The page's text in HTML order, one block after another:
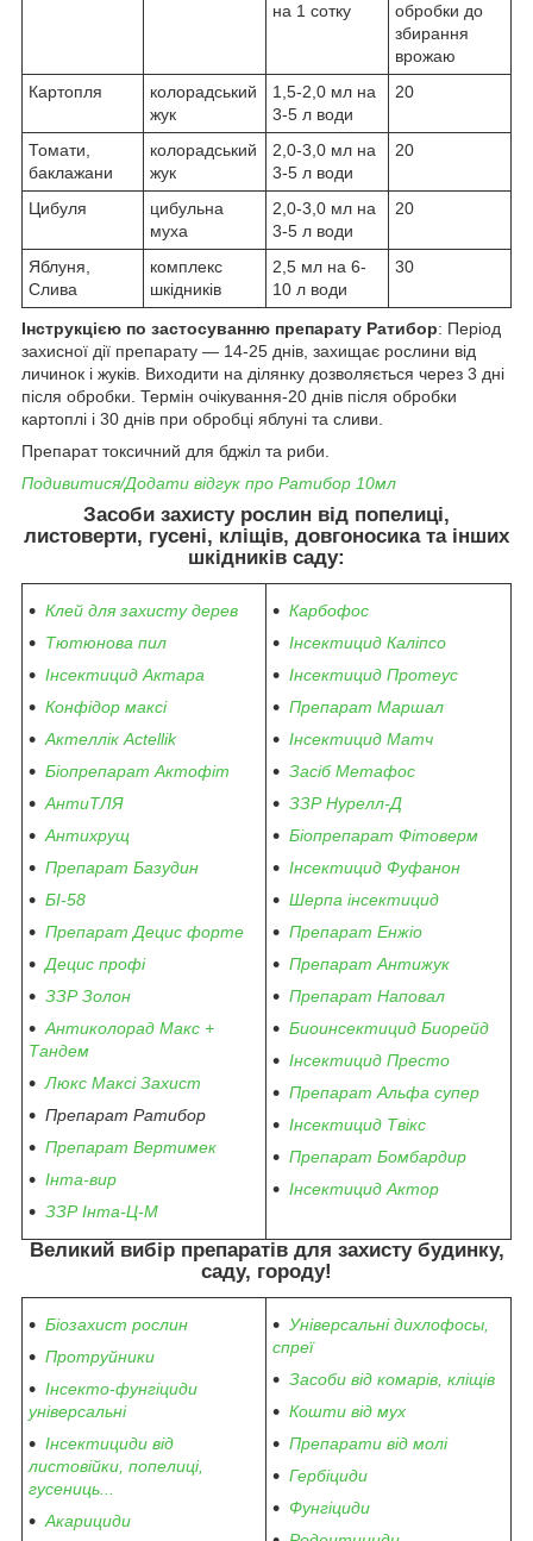
на 1 сотку
обробки до
збирання
врожаю
Картопля
колорадський
жук
1,5-2,0 мл на
3-5 л води
20
Томати,
баклажани
колорадський
жук
2,0-3,0 мл на
3-5 л води
20
Цибуля
цибульна
муха
2,0-3,0 мл на
3-5 л води
20
Яблуня,
Слива
комплекс
шкідників
2,5 мл на 6-
10 л води
30
Інструкцією по застосуванню препарату Ратибор: Період
захисної дії препарату ― 14-25 днів, захищає рослини від
личинок і жуків. Виходити на ділянку дозволяється через 3 дні
після обробки. Термін очікування-20 днів після обробки
картоплі і 30 днів при обробці яблуні та сливи.
Препарат токсичний для бджіл та риби.
Подивитися/Додати відгук про Ратибор 10мл
Засоби захисту рослин від попелиці,
листоверти, гусені, кліщів, довгоносика та інших
шкідників саду:
Клей для захисту дерев
Тютюнова пил
Інсектицид Актара
Конфідор максі
Актеллік Actellik
Біопрепарат Актофіт
АнтиТЛЯ
Антихрущ
Препарат Базудин
БІ-58
Препарат Децис форте
Децис профі
ЗЗР Золон
Антиколорад Макс +
Тандем
Люкс Максі Захист
Препарат Ратибор
Препарат Вертимек
Інта-вир
ЗЗР Інта-Ц-М
Карбофос
Інсектицид Каліпсо
Інсектицид Протеус
Препарат Маршал
Інсектицид Матч
Засіб Метафос
ЗЗР Нурелл-Д
Біопрепарат Фітоверм
Інсектицид Фуфанон
Шерпа інсектицид
Препарат Енжіо
Препарат Антижук
Препарат Наповал
Биоинсектицид Биорейд
Інсектицид Престо
Препарат Альфа супер
Інсектицид Твікс
Препарат Бомбардир
Інсектицид Актор
Великий вибір препаратів для захисту будинку,
саду, городу!
Біозахист рослин
Протруйники
Інсекто-фунгіциди
універсальні
Інсектициди від
листовійки, попелиці,
гусениць...
Акарициди
Універсальні дихлофосы,
спреї
Засоби від комарів, кліщів
Кошти від мух
Препарати від молі
Гербіциди
Фунгіциди